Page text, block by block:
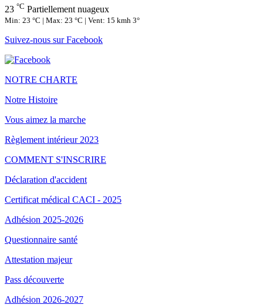
23 °C Partiellement nuageux
Min: 23 °C | Max: 23 °C | Vent: 15 kmh 3°
Suivez-nous sur Facebook
NOTRE CHARTE
Notre Histoire
Vous aimez la marche
Règlement intérieur 2023
COMMENT S'INSCRIRE
Déclaration d'accident
Certificat médical CACI - 2025
Adhésion 2025-2026
Questionnaire santé
Attestation majeur
Pass découverte
Adhésion 2026-2027